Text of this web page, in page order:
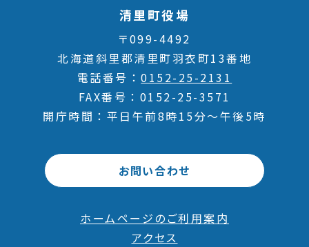
清里町役場
〒099-4492
北海道斜里郡清里町羽衣町13番地
電話番号
0152-25-2131
FAX番号
0152-25-3571
開庁時間
平日午前8時15分～午後5時
お問い合わせ
ホームページのご利用案内
アクセス